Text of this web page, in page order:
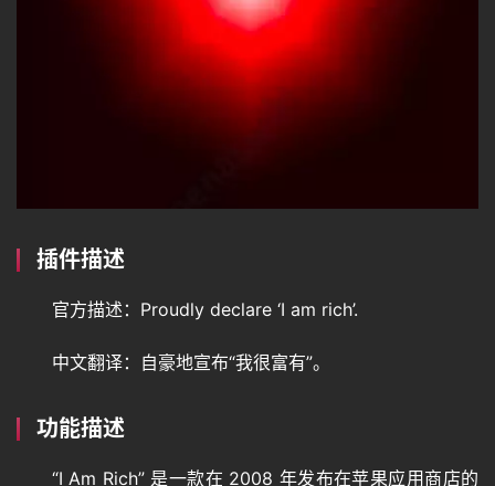
其
它
注册
插件描述
官方描述：Proudly declare ‘I am rich’.
中文翻译：自豪地宣布“我很富有”。
功能描述
“I Am Rich” 是一款在 2008 年发布在苹果应用商店的